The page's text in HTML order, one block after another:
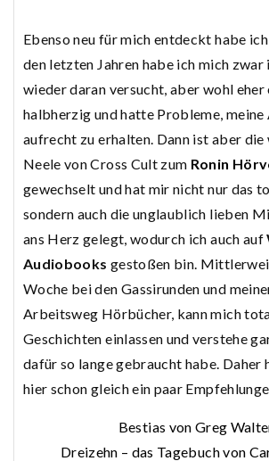
Ebenso neu für mich entdeckt habe
den letzten Jahren habe ich mich zwar
wieder daran versucht, aber wohl eher
halbherzig und hatte Probleme,
aufrecht zu erhalten. Dann ist aber
Neele von Cross Cult zum Ronin
gewechselt und hat mir nicht nur das
sondern auch die unglaublich lieben
ans Herz gelegt, wodurch ich auch auf
Audiobooks gestoßen bin.
Woche bei den Gassirunden und
Arbeitsweg Hörbücher, kann mich
Geschichten einlassen und verstehe
dafür so lange gebraucht habe. Daher
hier schon gleich ein paar
Bestias von Greg
Dreizehn – das Tagebuch von